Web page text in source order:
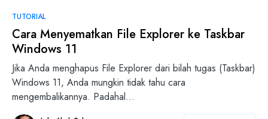
TUTORIAL
Cara Menyematkan File Explorer ke Taskbar
Windows 11
Jika Anda menghapus File Explorer dari bilah tugas (Taskbar)
Windows 11, Anda mungkin tidak tahu cara
mengembalikannya. Padahal…